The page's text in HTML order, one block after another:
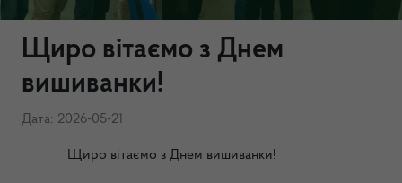
Щиро вітаємо з Днем
вишиванки!
Дата: 2026-05-21
Щиро вітаємо з Днем вишиванки!